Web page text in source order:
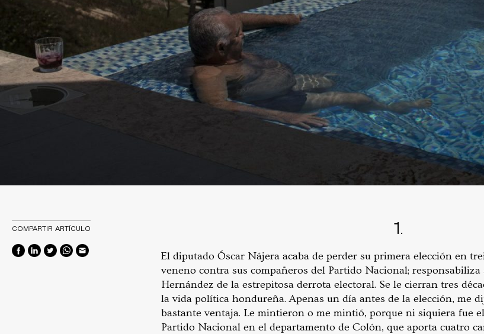
1.
El diputado Óscar Nájera acaba de perder su primera elección en
veneno contra sus compañeros del Partido Nacional;
Hernández de la estrepitosa derrota electoral. Se le cierran tres
la vida política hondureña. Apenas un día antes de la elección, me
bastante ventaja. Le mintieron o me mintió, porque ni siquiera fue
Partido Nacional en el departamento de Colón, que aporta cuatro
COMPARTIR ARTÍCULO